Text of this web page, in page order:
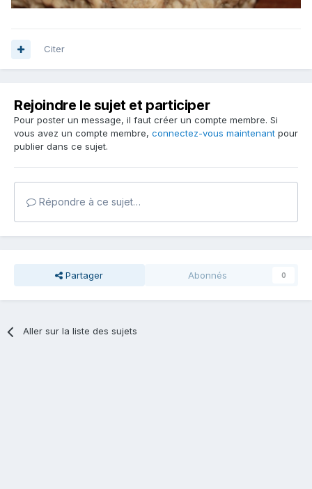
Citer
Rejoindre le sujet et participer
Pour poster un message, il faut créer un compte membre. Si
vous avez un compte membre, connectez-vous maintenant pour
publier dans ce sujet.
Répondre à ce sujet…
Partager Abonnés 0
Aller sur la liste des sujets